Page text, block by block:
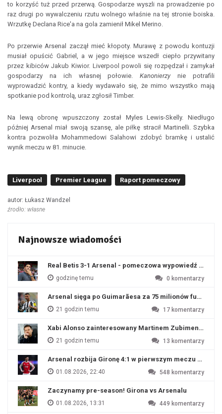
to korzyść tuż przed przerwą. Gospodarze wyszli na prowadzenie po
raz drugi po wywalczeniu rzutu wolnego właśnie na tej stronie boiska.
Wrzutkę Declana Rice'a na gola zamienił Mikel Merino.
Po przerwie Arsenal zaczął mieć kłopoty. Murawę z powodu kontuzji
musiał opuścić Gabriel, a w jego miejsce wszedł ciepło przywitany
przez kibiców Jakub Kiwior. Liverpool powoli się rozpędzał i zamykał
gospodarzy na ich własnej połowie.Kanonierzynie potrafili
wyprowadzić kontry, a kiedy wydawało się, że mimo wszystko mają
spotkanie pod kontrolą, uraz zgłosił Timber.
Na lewą obronę wpuszczony został Myles Lewis-Skelly. Niedługo
później Arsenal miał swoją szansę, ale piłkę stracił Martinelli. Szybka
kontra pozwoliła Mohammedowi Salahowi zdobyć bramkę i ustalić
wynik meczu w 81. minucie.
Liverpool Premier League Raport pomeczowy
autor: Łukasz Wandzel
źrodło: własne
Najnowsze wiadomości
Real Betis 3-1 Arsenal - pomeczowa wypowiedź Artety
godzinę temu 0 komentarzy
Arsenal sięga po Guimarãesa za 75 milionów funtów
21 godzin temu 17 komentarzy
Xabi Alonso zainteresowany Martinem Zubimendim
21 godzin temu 13 komentarzy
Arsenal rozbija Gironę 4:1 w pierwszym meczu
01.08.2026, 22:40 548 komentarzy
Zaczynamy pre-season! Girona vs Arsenalu
01.08.2026, 13:31 449 komentarzy